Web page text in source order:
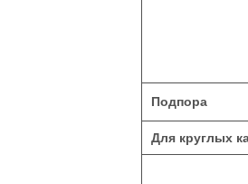
Подпора
Для круглых